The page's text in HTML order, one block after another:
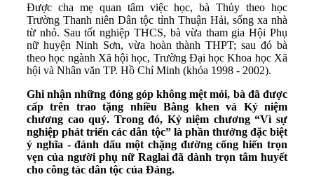
Được cha mẹ quan tâm việc học, bà Thủy theo học
Trường Thanh niên Dân tộc tỉnh Thuận Hải, sống xa nhà
từ nhỏ. Sau tốt nghiệp THCS, bà vừa tham gia Hội Phụ
nữ huyện Ninh Sơn, vừa hoàn thành THPT; sau đó bà
theo học ngành Xã hội học, Trường Đại học Khoa học Xã
hội và Nhân văn TP. Hồ Chí Minh (khóa 1998 - 2002).
Ghi nhận những đóng góp không mệt mỏi, bà đã được
cấp trên trao tặng nhiều Bằng khen và Kỷ niệm
chương cao quý. Trong đó, Kỷ niệm chương “Vì sự
nghiệp phát triển các dân tộc” là phần thưởng đặc biệt
ý nghĩa - đánh dấu một chặng đường cống hiến trọn
vẹn của người phụ nữ Raglai đã dành trọn tâm huyết
cho công tác dân tộc của Đảng.